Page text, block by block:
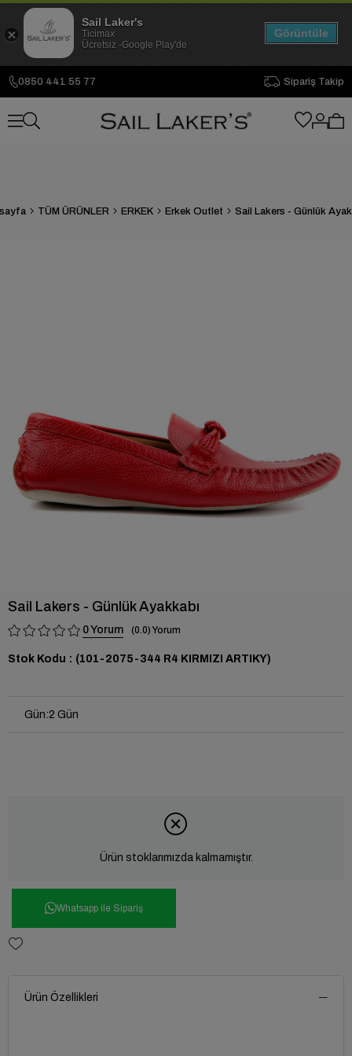
0850 441 55 77 Sipariş Takip
TÜM ÜRÜNLER ERKEK Erkek Outlet Sail Lakers - Günlük
Sail Lakers - Günlük Ayakkabı
0 0.0
Stok Kodu (101-2075-344 R4 KIRMIZI ARTIKY)
Gün:2 Gün
Ürün stoklarımızda kalmamıştır.
Whatsapp ile Sipariş
Ürün Özellikleri
Sail Laker's
Ticimax
Ücretsiz -Google Play'de
Görüntüle